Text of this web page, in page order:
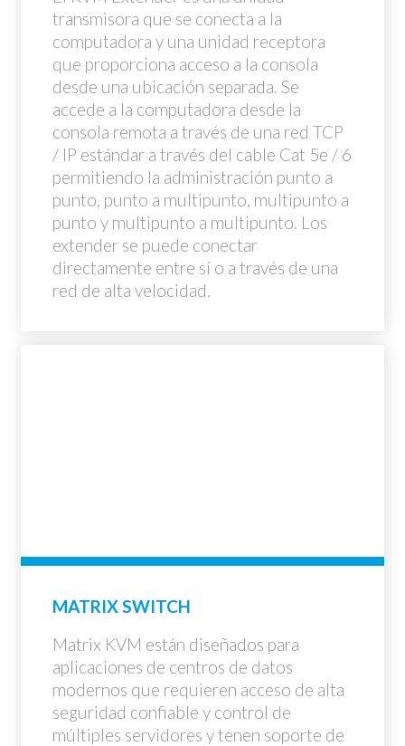
transmisora que se conecta a la
computadora y una unidad receptora
que proporciona acceso a la consola
desde una ubicación separada. Se
accede a la computadora desde la
consola remota a través de una red TCP
/ IP estándar a través del cable Cat 5e / 6
permitiendo la administración punto a
punto, punto a multipunto, multipunto a
punto y multipunto a multipunto. Los
extender se puede conectar
directamente entre sí o a través de una
red de alta velocidad.
MATRIX SWITCH
Matrix KVM están diseñados para
aplicaciones de centros de datos
modernos que requieren acceso de alta
seguridad confiable y control de
múltiples servidores y tenen soporte de